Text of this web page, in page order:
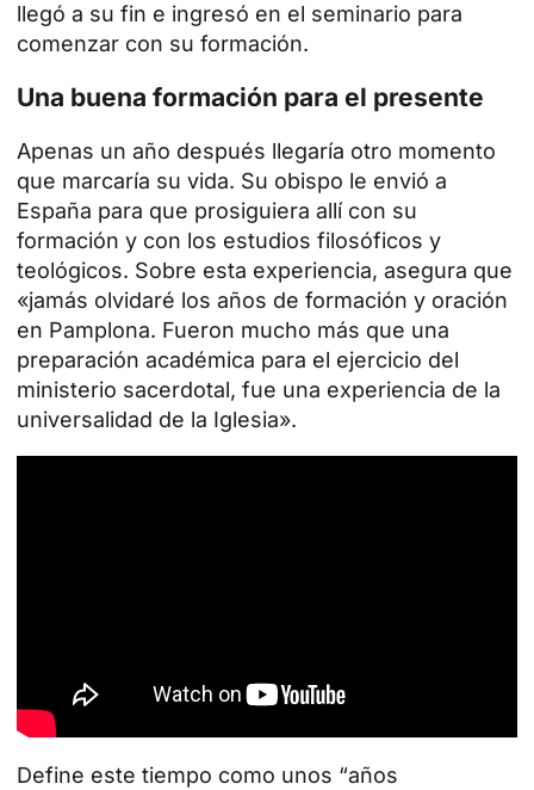
llegó a su fin e ingresó en el seminario para
comenzar con su formación.
Una buena formación para el presente
Apenas un año después llegaría otro momento
que marcaría su vida. Su obispo le envió a
España para que prosiguiera allí con su
formación y con los estudios filosóficos y
teológicos. Sobre esta experiencia, asegura que
«jamás olvidaré los años de formación y oración
en Pamplona. Fueron mucho más que una
preparación académica para el ejercicio del
ministerio sacerdotal, fue una experiencia de la
universalidad de la Iglesia».
Define este tiempo como unos “años